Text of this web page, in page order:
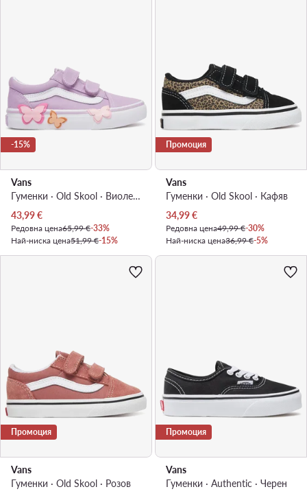
-15%
Vans
Гуменки · Old Skool · Виолетов
Актуална цена
43,99€
Редовна цена65,99 €-33%
Най-ниска цена51,99 €-15%
Промоция
Vans
Гуменки · Old Skool · Кафяв
Актуална цена
34,99€
Редовна цена49,99 €-30%
Най-ниска цена36,99 €-5%
Промоция
Vans
Гуменки · Old Skool · Розов
Промоция
Vans
Гуменки · Authentic · Черен